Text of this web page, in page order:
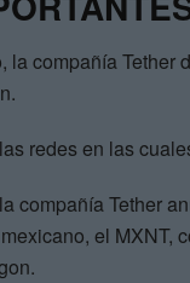
la compañía Tether
redes en las
compañía Tether
el MXNT,